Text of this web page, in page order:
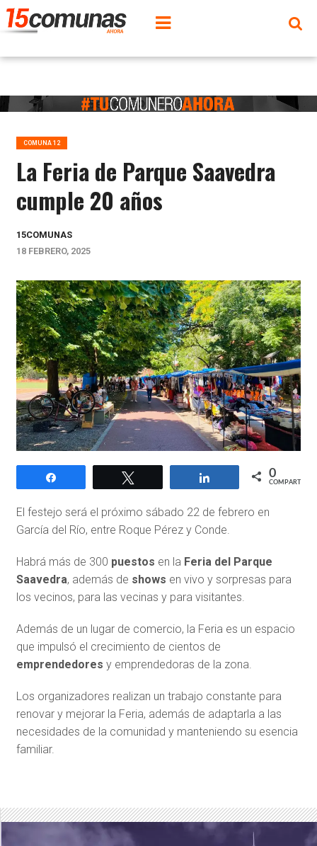
COMUNA 12
La Feria de Parque Saavedra
cumple 20 años
15COMUNAS
18 FEBRERO, 2025
Compartir 0
COMPARTIR
El festejo será el próximo sábado 22 de febrero en
García del Río, entre Roque Pérez y Conde.
Habrá más de 300 puestos en la Feria del Parque
Saavedra, además de shows en vivo y sorpresas para
los vecinos, para las vecinas y para visitantes.
Además de un lugar de comercio, la Feria es un espacio
que impulsó el crecimiento de cientos de
emprendedores y emprendedoras de la zona.
Los organizadores realizan un trabajo constante para
renovar y mejorar la Feria, además de adaptarla a las
necesidades de la comunidad y manteniendo su esencia
familiar.